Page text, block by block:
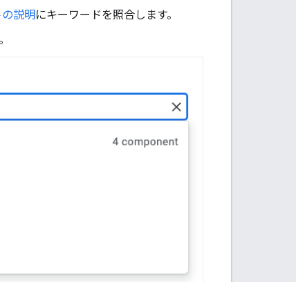
説明 にキーワードを照合します。